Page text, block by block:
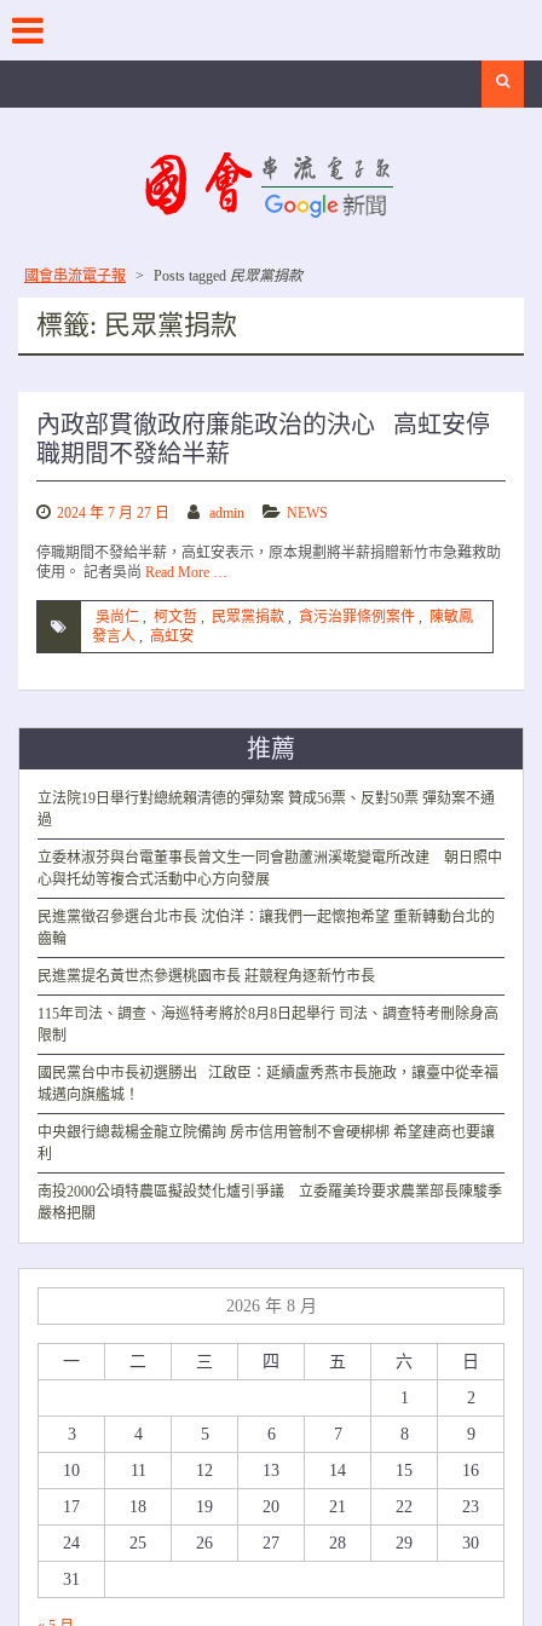
content
國會串流電子報 > Posts tagged 民眾黨捐款
標籤: 民眾黨捐款
內政部貫徹政府廉能政治的決心 高虹安停
職期間不發給半薪
2024 年 7 月 27 日 admin NEWS
停職期間不發給半薪，高虹安表示，原本規劃將半薪捐贈新竹市急難救助
使用。 記者吳尚 Read More …
吳尚仁 , 柯文哲 , 民眾黨捐款 , 貪污治罪條例案件 ,
陳敏鳳
發言人 , 高虹安
推薦
立法院19日舉行對總統賴清德的彈劾案 贊成56票、反對50票 彈劾案不通
過
立委林淑芬與台電董事長曾文生一同會勘蘆洲溪墘變電所改建 朝日照中
心與托幼等複合式活動中心方向發展
民進黨徵召參選台北市長 沈伯洋：讓我們一起懷抱希望 重新轉動台北的
齒輪
民進黨提名黃世杰參選桃園市長 莊競程角逐新竹市長
115年司法、調查、海巡特考將於8月8日起舉行 司法、調查特考刪除身高
限制
國民黨台中市長初選勝出 江啟臣：延續盧秀燕市長施政，讓臺中從幸福
城邁向旗艦城！
中央銀行總裁楊金龍立院備詢 房市信用管制不會硬梆梆 希望建商也要讓
利
南投2000公頃特農區擬設焚化爐引爭議 立委羅美玲要求農業部長陳駿季
嚴格把關
2026 年 8 月
一 二 三 四 五 六
日
1
2
3
4 5 6 7 8
9
10
11 12 13 14 15
16
17
18 19 20 21 22
23
24
25 26 27 28 29
30
31